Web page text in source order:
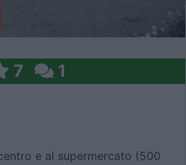
7 1
e al supermercato (500